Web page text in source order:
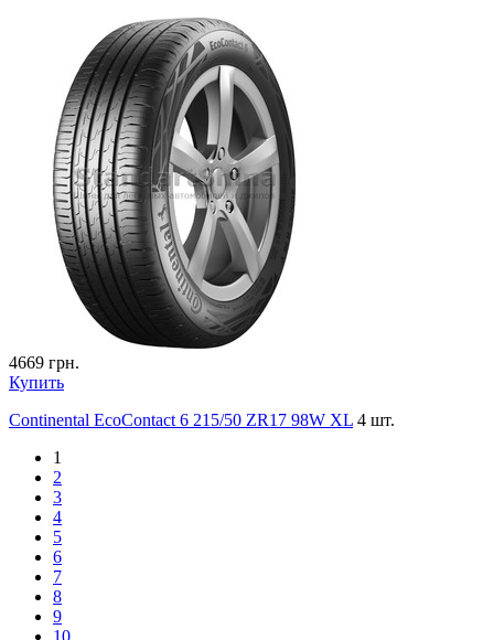
4669 грн.
Купить
Continental EcoContact 6 215/50 ZR17 98W XL 4 шт.
1
2
3
4
5
6
7
8
9
10